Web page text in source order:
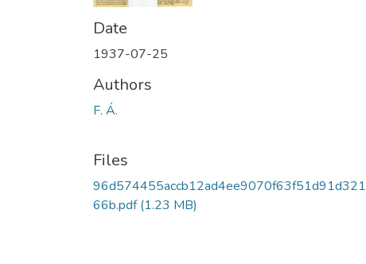
Date
1937-07-25
Authors
F. Á.
Files
96d574455accb12ad4ee9070f63f51d91d321
66b.pdf(1.23 MB)